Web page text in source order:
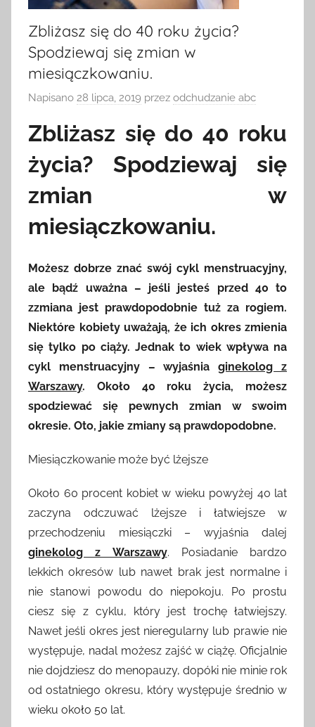
Zbliżasz się do 40 roku życia?
Spodziewaj się zmian w
miesiączkowaniu.
Napisano 28 lipca, 2019 przez odchudzanie abc
Zbliżasz się do 40 roku
życia? Spodziewaj się
zmian w
miesiączkowaniu.
Możesz dobrze znać swój cykl menstruacyjny,
ale bądź uważna – jeśli jesteś przed 40 to
zzmiana jest prawdopodobnie tuż za rogiem.
Niektóre kobiety uważają, że ich okres zmienia
się tylko po ciąży. Jednak to wiek wpływa na
cykl menstruacyjny – wyjaśniaginekolog z
Warszawy. Około 40 roku życia, możesz
spodziewać się pewnych zmian w swoim
okresie. Oto, jakie zmiany są prawdopodobne.
Miesiączkowanie może być lżejsze
Około 60 procent kobiet w wieku powyżej 40 lat
zaczyna odczuwać lżejsze i łatwiejsze w
przechodzeniu miesiączki – wyjaśnia dalej
ginekolog z Warszawy. Posiadanie bardzo
lekkich okresów lub nawet brak jest normalne i
nie stanowi powodu do niepokoju. Po prostu
ciesz się z cyklu, który jest trochę łatwiejszy.
Nawet jeśli okres jest nieregularny lub prawie nie
występuje, nadal możesz zajść w ciążę. Oficjalnie
nie dojdziesz do menopauzy, dopóki nie minie rok
od ostatniego okresu, który występuje średnio w
wieku około 50 lat.